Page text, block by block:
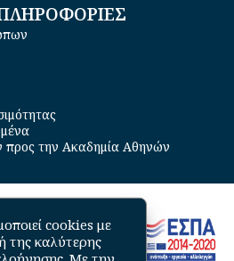
προς την Ακαδημία Αθηνών
cookies με
της καλύτερης